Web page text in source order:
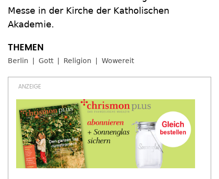
Messe in der Kirche der Katholischen
Akademie.
Berlin Gott Religion Wowereit